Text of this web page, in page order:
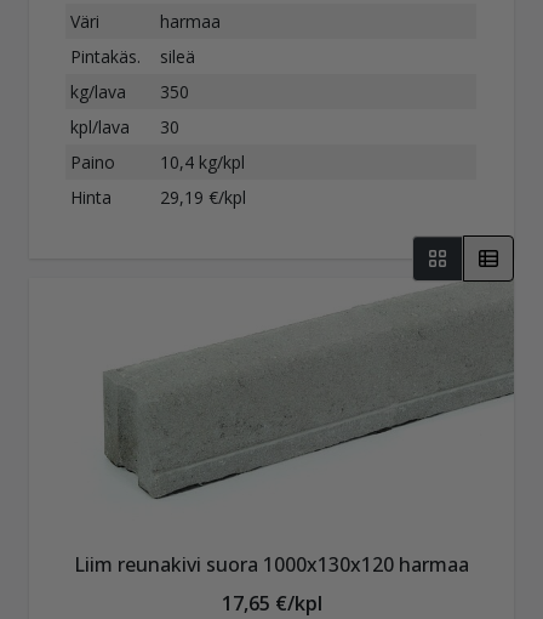
Väri
harmaa
Pintakäs.
sileä
kg/lava
350
kpl/lava
30
Paino
10,4 kg/kpl
Hinta
29,19 €/kpl
Liim reunakivi suora 1000x130x120 harmaa
17,65 €/kpl